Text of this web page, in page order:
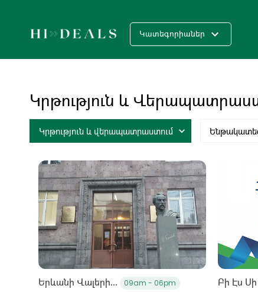
Կատեգորիաներ
Կրթություն ԵՒ
Կրթություն և վերապատրաստում
Երևանի Վալերի... 09am - 06pm Բի Էս